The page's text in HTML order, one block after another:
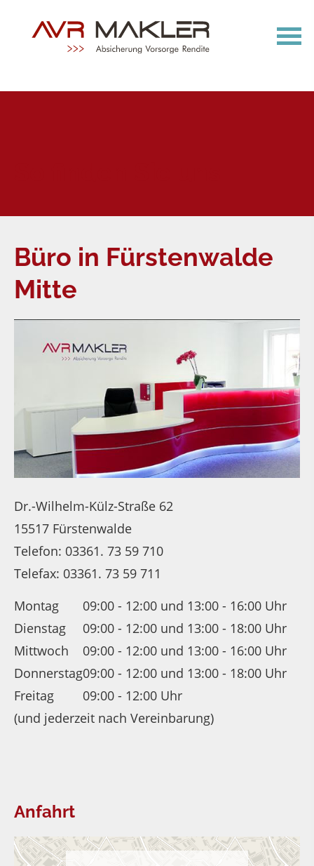
Büro in Fürstenwalde
Mitte
Dr.-Wilhelm-Külz-Straße 62
15517 Fürstenwalde
Telefon: 03361. 73 59 710
Telefax: 03361. 73 59 711
Montag
09:00 - 12:00 und 13:00 - 16:00 Uhr
Dienstag
09:00 - 12:00 und 13:00 - 18:00 Uhr
Mittwoch
09:00 - 12:00 und 13:00 - 16:00 Uhr
Donnerstag09:00 - 12:00 und 13:00 - 18:00 Uhr
Freitag
09:00 - 12:00 Uhr
(und jederzeit nach Vereinbarung)
Anfahrt